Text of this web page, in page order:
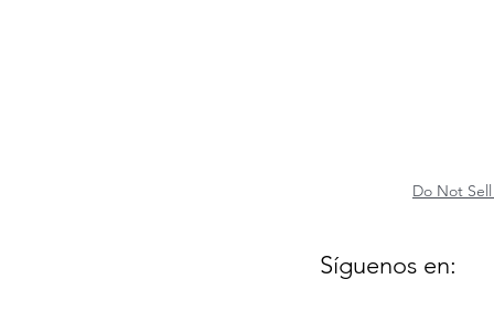
Do Not
Síguenos en: